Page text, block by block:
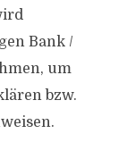
Bank /
um
bzw.